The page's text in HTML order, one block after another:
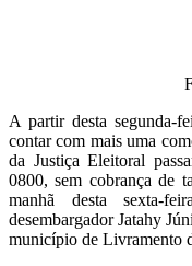
A partir desta segunda-
contar com mais uma
da Justiça Eleitoral
0800, sem cobrança de
manhã desta sexta-
desembargador Jatahy
município de Livramento